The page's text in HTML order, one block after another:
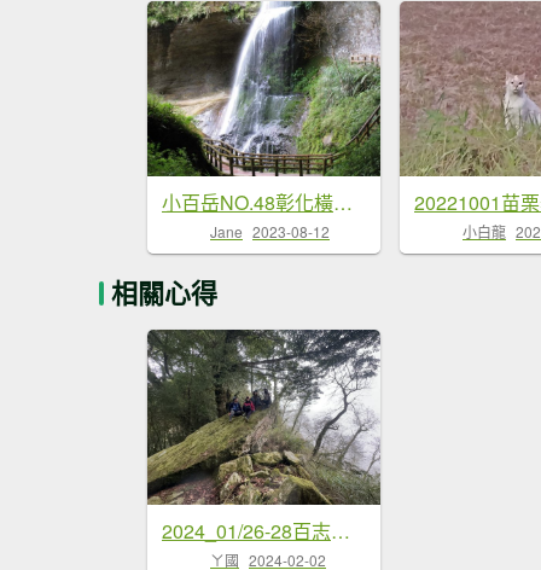
小百岳NO.48彰化橫山...
Jane 2023-08-12
20221001苗
小白龍
相關心得
2024_01/26-28百志興保...
ㄚ國 2024-02-02